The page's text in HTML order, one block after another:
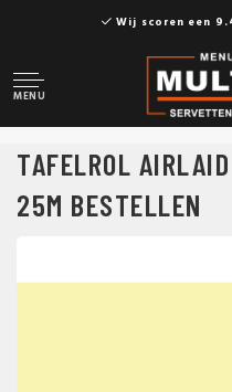
Wij scoren een
MENU
TAFELROL
25M BESTELLEN